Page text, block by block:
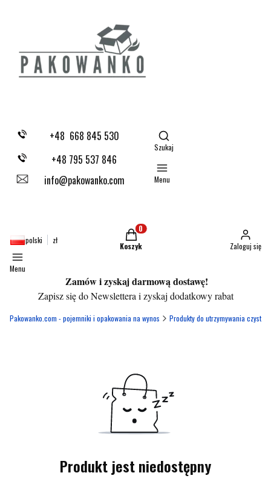
+48 668 845 530
+48 795 537 846
info@pakowanko.com
Otwórz wyszukiwarkę
Szukaj
Menu
polski zł Produkty w koszyku: 0. Zobacz szczegóły
Koszyk Zaloguj się
Menu
Zamów i zyskaj darmową dostawę!
Zapisz się do Newslettera i zyskaj dodatkowy rabat
Pakowanko.com - pojemniki i opakowania na wynos Produkty do utrzymywania
Produkt jest niedostępny